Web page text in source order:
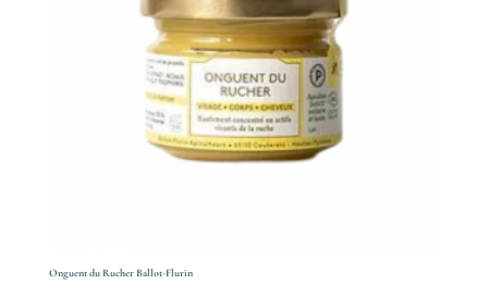
Onguent du Rucher Ballot-Flurin